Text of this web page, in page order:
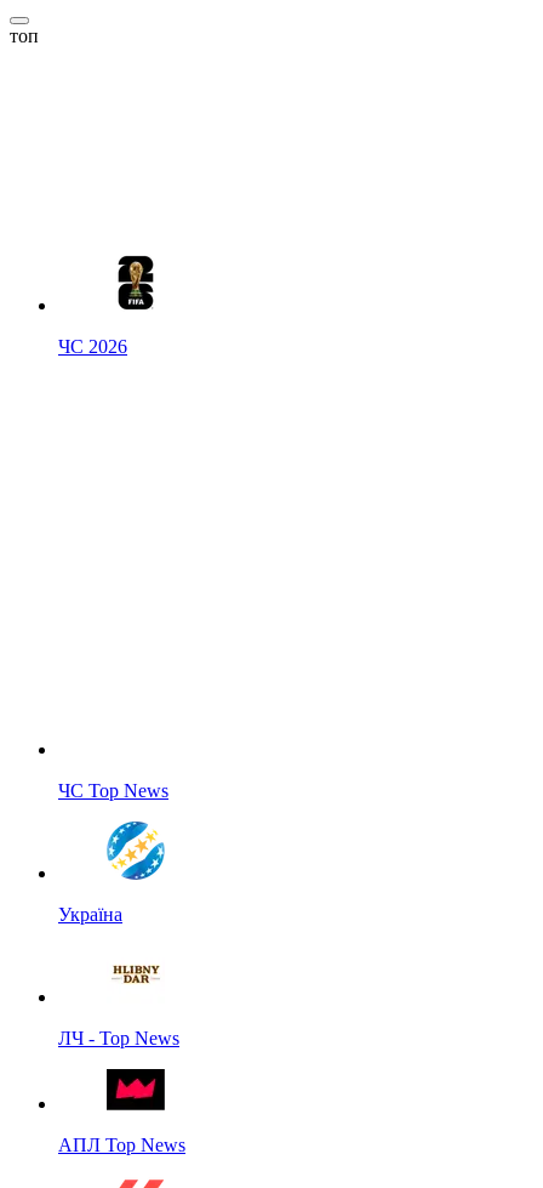
топ
ЧС 2026
ЧС Top News
Україна
ЛЧ - Top News
АПЛ Top News